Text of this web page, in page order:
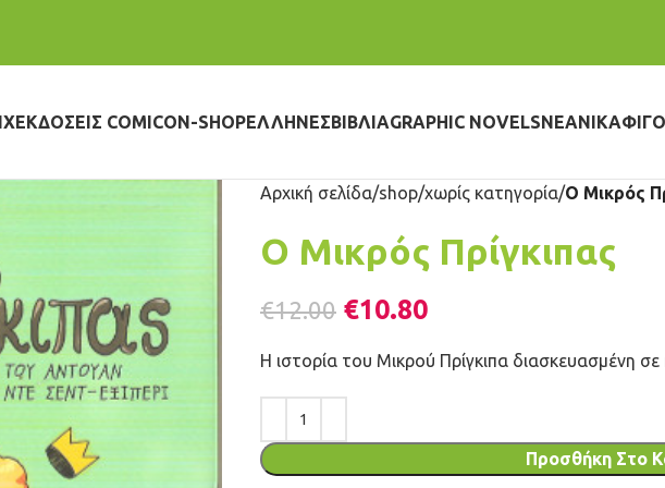
ΕΚΔΌΣΕΙΣ COMICON-SHOPΈΛΛΗΝΕΣΒΙΒΛΊΑGRAPHIC NOVELSΝΕΑΝΙΚΆ
Αρχική σελίδα shop χωρίς κατηγορία Ο Μικρός
Ο Μικρός Πρίγκιπας
€12.00 €10.80
Η ιστορία του Μικρού Πρίγκιπα διασκευασμένη σε
Προσθήκη Στο